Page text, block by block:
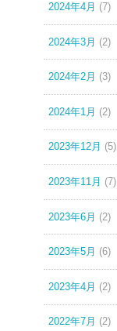
2024年4月 (7)
2024年3月 (2)
2024年2月 (3)
2024年1月 (2)
2023年12月 (5)
2023年11月 (7)
2023年6月 (2)
2023年5月 (6)
2023年4月 (2)
2022年7月 (2)